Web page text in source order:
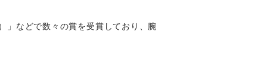
」などで数々の賞を受賞しており、腕